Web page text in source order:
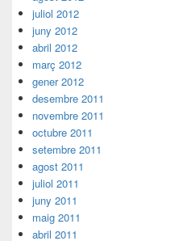
juliol 2012
juny 2012
abril 2012
març 2012
gener 2012
desembre 2011
novembre 2011
octubre 2011
setembre 2011
agost 2011
juliol 2011
juny 2011
maig 2011
abril 2011